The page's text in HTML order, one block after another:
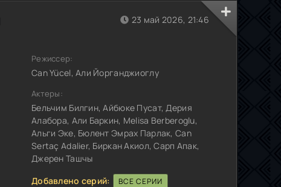
23 май 2026, 21:46
Режиссер:
Can Yücel, Али Йорганджиоглу
Актеры:
Бельчим Билгин, Айбюке Пусат, Дерия
Алабора, Али Баркин, Melisa Berberoglu,
Альги Эке, Бюлент Эмрах Парлак, Can
Sertaç Adalier, Биркан Акиол, Сарп Апак,
Джерен Ташчы
Добавлено серий:
ВСЕ СЕРИИ